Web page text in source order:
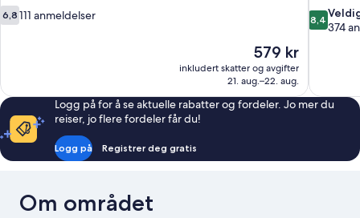
6.8
av
6,8 111 anmeldelser
Prisen
er
579 kr
579 kr
inkludert skatter og avgifter
21. aug.–22. aug.
8.4
av
374
8,4
374
Logg på for å se aktuelle rabatter og fordeler. Jo mer du
reiser, jo flere fordeler får du!
Logg på Registrer deg gratis
Om området